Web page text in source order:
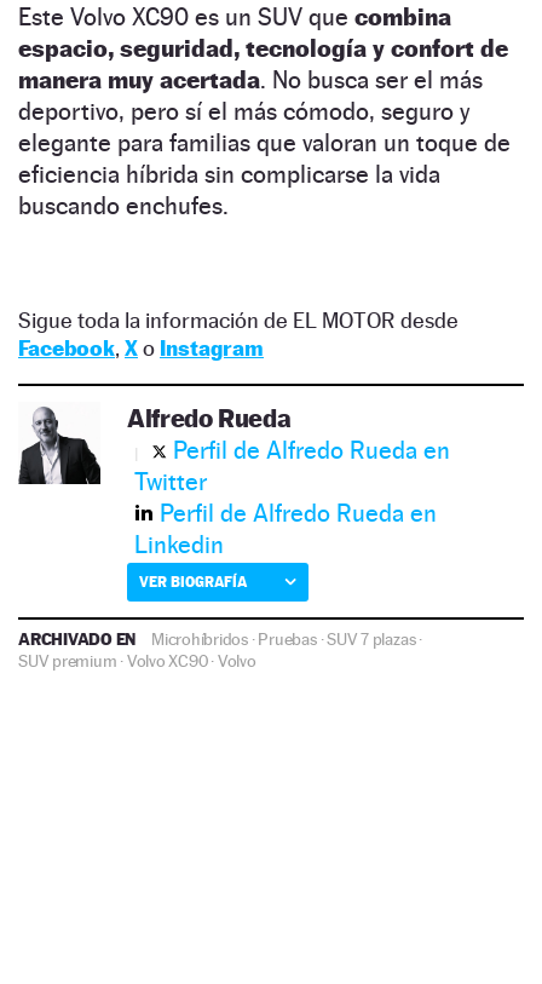
Este Volvo XC90 es un SUV que combina
espacio, seguridad, tecnología y confort de
manera muy acertada. No busca ser el más
deportivo, pero sí el más cómodo, seguro y
elegante para familias que valoran un toque de
eficiencia híbrida sin complicarse la vida
buscando enchufes.
Sigue toda la información de EL MOTOR desde
Facebook, Xo Instagram
Alfredo Rueda
Perfil de Alfredo Rueda en
Twitter
Perfil de Alfredo Rueda en
Linkedin
VER BIOGRAFÍA
ARCHIVADO EN Microhíbridos ·Pruebas·SUV 7 plazas·
SUV premium ·Volvo XC90·Volvo